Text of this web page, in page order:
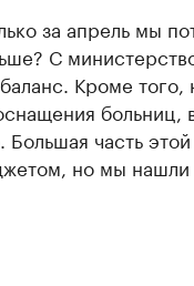
за апрель мы
С
Кроме того,
больниц,
Большая часть
но мы нашли